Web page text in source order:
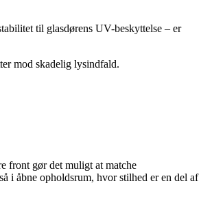
til glasdørens UV-beskyttelse – er
mod skadelig lysindfald.
front gør det muligt at matche
i åbne opholdsrum, hvor stilhed er en del af